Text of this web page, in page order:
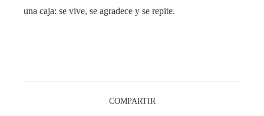
una caja: se vive, se agradece y se repite.
COMPARTIR